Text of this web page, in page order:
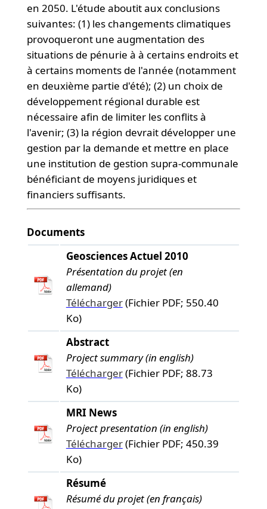
en 2050. L'étude aboutit aux conclusions
suivantes: (1) les changements climatiques
provoqueront une augmentation des
situations de pénurie à à certains endroits et
à certains moments de l'année (notamment
en deuxième partie d'été); (2) un choix de
développement régional durable est
nécessaire afin de limiter les conflits à
l'avenir; (3) la région devrait développer une
gestion par la demande et mettre en place
une institution de gestion supra-communale
bénéficiant de moyens juridiques et
financiers suffisants.
Documents
Geosciences Actuel 2010
Présentation du projet (en
allemand)
Télécharger(Fichier PDF; 550.40
Ko)
Abstract
Project summary (in english)
Télécharger(Fichier PDF; 88.73
Ko)
MRI News
Project presentation (in english)
Télécharger(Fichier PDF; 450.39
Ko)
Résumé
Résumé du projet (en français)